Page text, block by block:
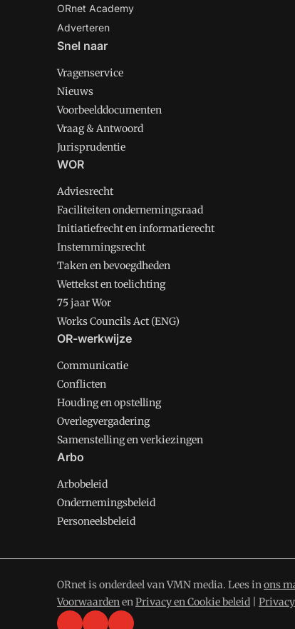
ORnet Academy
Adverteren
Snel naar
Vragenservice
Nieuws
Voorbeelddocumenten
Vraag & Antwoord
Jurisprudentie
WOR
Adviesrecht
Faciliteiten ondernemingsraad
Initiatiefrecht en informatierecht
Instemmingsrecht
Taken en bevoegdheden
Wettekst en toelichting
75 jaar Wor
Works Councils Act (ENG)
OR-werkwijze
Communicatie
Conflicten
Houding en opstelling
Overlegvergadering
Samenstelling en verkiezingen
Arbo
Arbobeleid
Ondernemingsbeleid
Personeelsbeleid
ORnet is onderdeel van VMN media. Lees inons
VoorwaardenenPrivacy en Cookie beleid